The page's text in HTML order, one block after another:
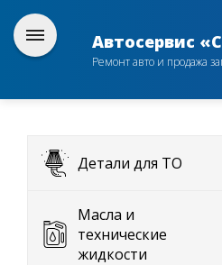
Автосервис
Ремонт авто и продажа
Детали для ТО
Масла и
технические
жидкости